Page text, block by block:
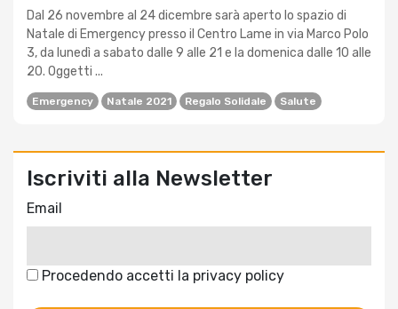
Dal 26 novembre al 24 dicembre sarà aperto lo spazio di
Natale di Emergency presso il Centro Lame in via Marco Polo
3, da lunedì a sabato dalle 9 alle 21 e la domenica dalle 10 alle
20. Oggetti ...
Emergency Natale 2021 Regalo Solidale Salute
Iscriviti alla Newsletter
Email
Procedendo accetti la privacy policy